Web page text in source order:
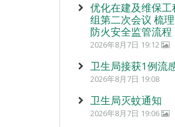
优化在建及维保
组第二次会议 梳
防火安全监管流程
2026年8月7日 19:12
卫生局接获1例流
2026年8月7日 19:08
卫生局灭蚊通知
2026年8月7日 19:06